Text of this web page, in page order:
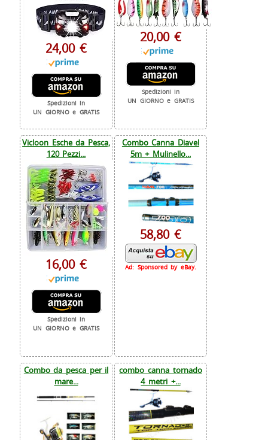
24,00 €
Spedizioni in
UN GIORNO e GRATIS
20,00 €
Spedizioni in
UN GIORNO e GRATIS
Vicloon Esche da Pesca,
120 Pezzi...
16,00 €
Spedizioni in
UN GIORNO e GRATIS
Combo Canna Diavel
5m + Mulinello...
58,80 €
Ad: Sponsored by eBay.
Combo da pesca per il
mare...
combo canna tornado
4 metri +...